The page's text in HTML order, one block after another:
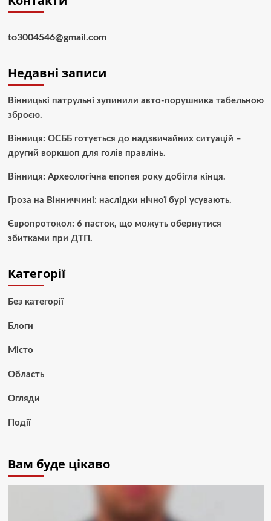
to3004546@gmail.com
Недавні записи
Вінницькі патрульні зупинили авто-порушника табельною
зброєю.
Вінниця: ОСББ готується до надзвичайних ситуацій –
другий воркшоп для голів правлінь.
Вінниця: Археологічна епопея року добігла кінця.
Гроза на Вінниччині: наслідки нічної бурі усувають.
Європротокол: 6 пасток, що можуть обернутися
збитками при ДТП.
Категорії
Без категорії
Блоги
Місто
Область
Огляди
Події
Вам буде цікаво